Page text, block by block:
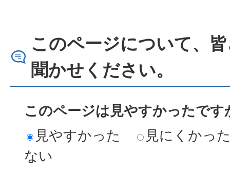
このページについて、
聞かせください。
このページは見やすかったです
見やすかった
見にくかっ
ない